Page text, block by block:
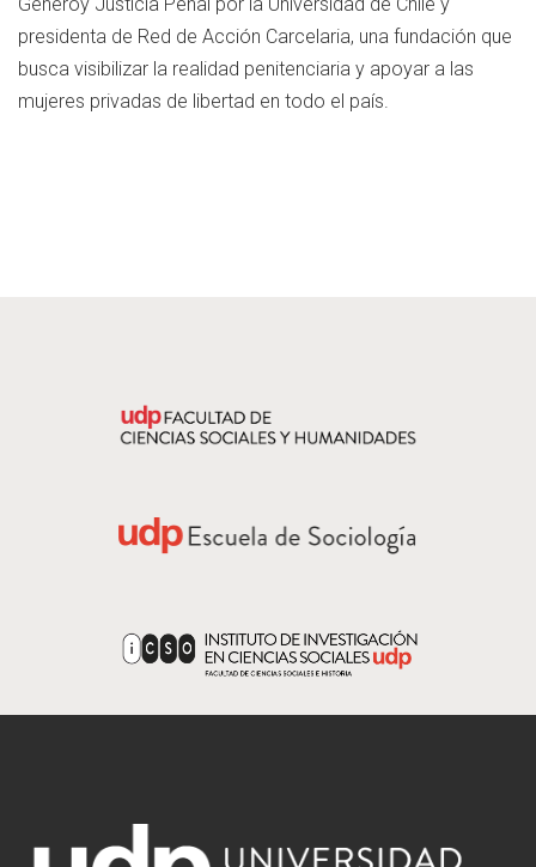
presidenta de Red de Acción Carcelaria, una fundación que
busca visibilizar la realidad penitenciaria y apoyar a las
mujeres privadas de libertad en todo el país.